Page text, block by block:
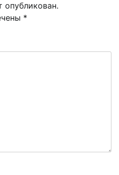
опубликован.
*